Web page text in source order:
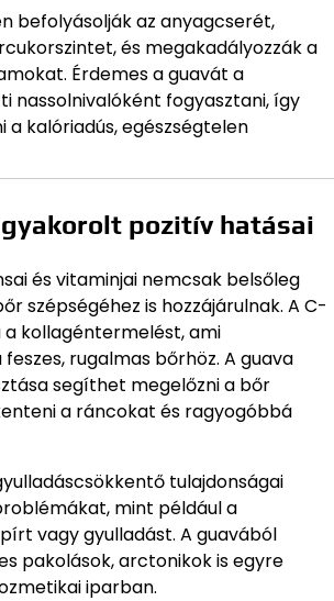
befolyásolják az anyagcserét,
és megakadályozzák a
Érdemes a guavát a
nassolnivalóként fogyasztani, így
a kalóriadús, egészségtelen
gyakorolt pozitív hatásai
és vitaminjai nemcsak belsőleg
szépségéhez is hozzájárulnak. A C-
kollagéntermelést, ami
rugalmas bőrhöz. A guava
segíthet megelőzni a bőr
a ráncokat és ragyogóbbá
tulajdonságai
mint például a
vagy gyulladást. A guavából
pakolások, arctonikok is egyre
iparban.